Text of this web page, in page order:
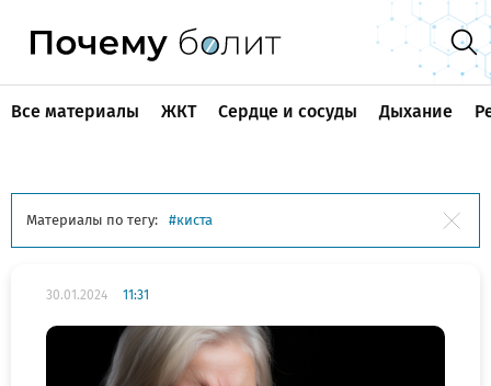
Все материалы ЖКТ Сердце и сосуды Дыхание
Материалы по тегу: киста
30.01.2024 11:31